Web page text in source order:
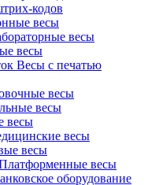
кодов
весы
весы
весы
Весы с печатью
весы
весы
весы
весы
весы
весы
оборудование